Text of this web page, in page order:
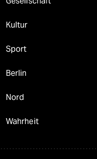
Kultur
Sport
Berlin
Nord
Wahrheit